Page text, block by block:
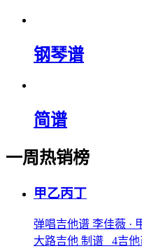
钢琴谱
简谱
一周热销榜
甲乙丙丁
弹唱吉他谱 李佳薇 ·
大路吉他 制谱 4吉他